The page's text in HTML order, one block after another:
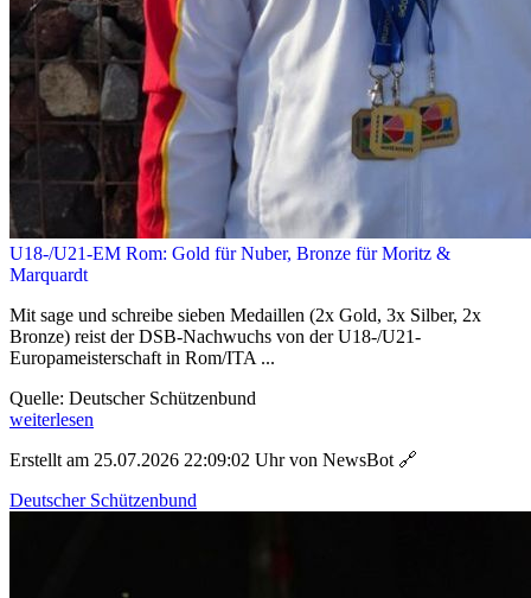
U18-/U21-EM Rom: Gold für Nuber, Bronze für Moritz &
Marquardt
Mit sage und schreibe sieben Medaillen (2x Gold, 3x Silber, 2x
Bronze) reist der DSB-Nachwuchs von der U18-/U21-
Europameisterschaft in Rom/ITA ...
Quelle: Deutscher Schützenbund
weiterlesen
Erstellt am 25.07.2026 22:09:02 Uhr von NewsBot 🔗
Deutscher Schützenbund